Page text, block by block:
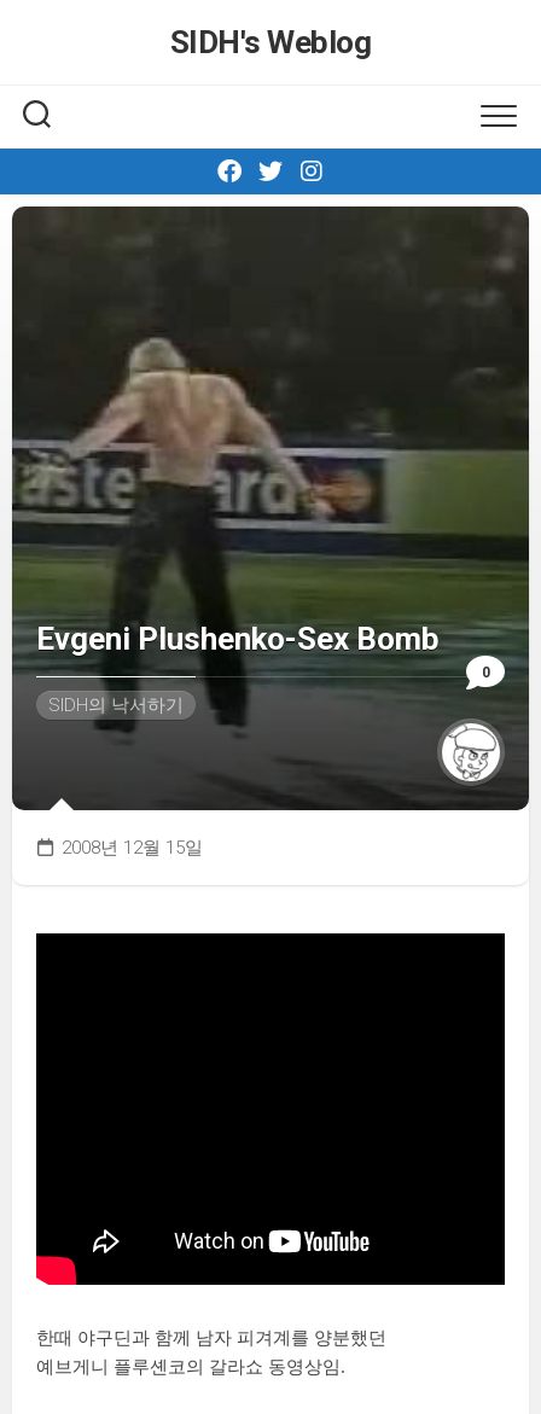
SIDH′s Weblog
0
Evgeni Plushenko-Sex Bomb
SIDH의 낙서하기
2008년 12월 15일
한때 야구딘과 함께 남자 피겨계를 양분했던
예브게니 플루셴코의 갈라쇼 동영상임.